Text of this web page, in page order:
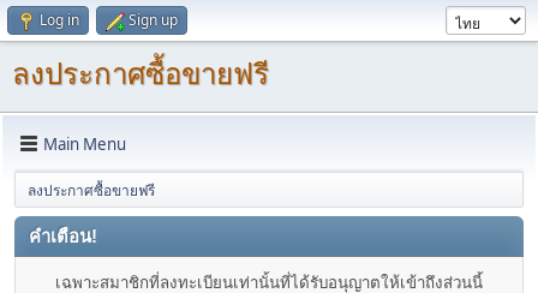
Log in Sign up
ลงประกาศซื้อขายฟรี
Main Menu
ลงประกาศซื้อขายฟรี
คำเตือน!
เฉพาะสมาชิกที่ลงทะเบียนเท่านั้นที่ได้รับอนุญาตให้เข้าถึงส่วนนี้